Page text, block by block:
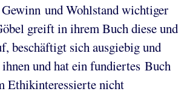
und Wohlstand wichtiger
greift in ihrem Buch diese und
beschäftigt sich ausgiebig und
und hat ein fundiertes Buch
Ethikinteressierte nicht